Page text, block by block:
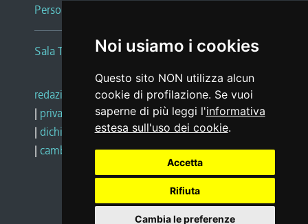
Noi usiamo i cookies
Questo sito NON utilizza alcun
cookie di profilazione. Se vuoi
saperne di più leggi l'informativa
estesa sull'uso dei cookie.
Accetta
Rifiuta
Cambia le preferenze
Persone e Uffici
Sala Tiziano Tessitori
redazione web |note legali |glossario
| privacy
social media policy
| dichiarazione di accessibilità |feedback
| cambio preferenze cookie
Realizzato da